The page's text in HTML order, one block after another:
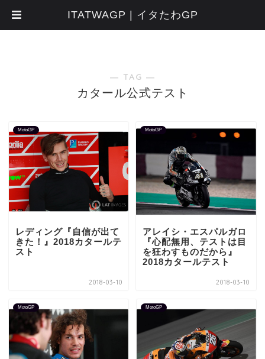
― TAG ―
カタール公式テスト
MotoGP
レディング『自信が出て
きた！』2018カタールテ
スト
2018-03-10
MotoGP
アレイシ・エスパルガロ
『心配無用、テストは目
を狂わすものだから』
2018カタールテスト
2018-03-10
MotoGP MotoGP
ITATWAGP | イタたわGP